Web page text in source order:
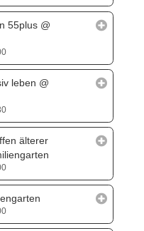
55plus @
leben @
älterer